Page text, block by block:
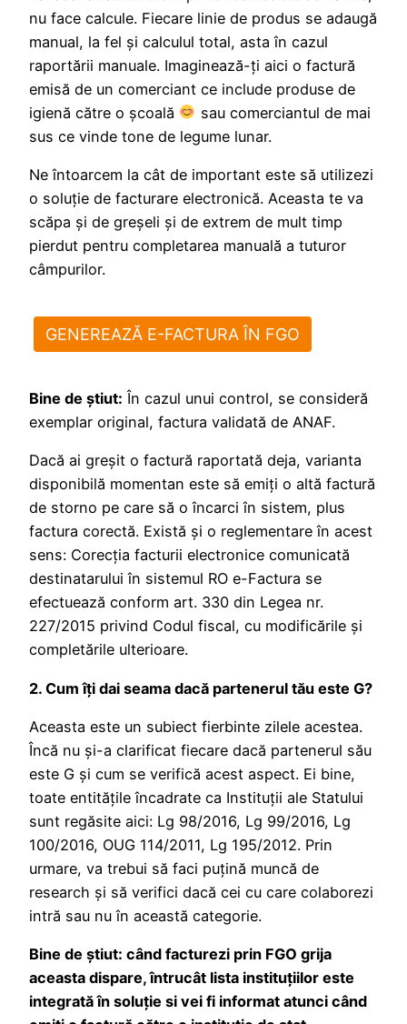
nu face calcule. Fiecare linie de produs se adaugă
manual, la fel şi calculul total, asta în cazul
raportării manuale. Imaginează-ţi aici o factură
emisă de un comerciant ce include produse de
igienă către o şcoală
sau comerciantul de mai
sus ce vinde tone de legume lunar.
Ne întoarcem la cât de important este să utilizezi
o soluţie de facturare electronică. Aceasta te va
scăpa şi de greşeli şi de extrem de mult timp
pierdut pentru completarea manuală a tuturor
câmpurilor.
GENEREAZĂ E-FACTURA ÎN FGO
Bine de ştiut: În cazul unui control, se consideră
exemplar original, factura validată de ANAF.
Dacă ai greșit o factură raportată deja, varianta
disponibilă momentan este să emiţi o altă factură
de storno pe care să o încarci în sistem, plus
factura corectă. Există și o reglementare în acest
sens: Corecția facturii electronice comunicată
destinatarului în sistemul RO e-Factura se
efectuează conform art. 330 din Legea nr.
227/2015 privind Codul fiscal, cu modificările și
completările ulterioare.
2. Cum îți dai seama dacă partenerul tău este G?
Aceasta este un subiect fierbinte zilele acestea.
Încă nu și-a clarificat fiecare dacă partenerul său
este G și cum se verifică acest aspect. Ei bine,
toate entitățile încadrate ca Instituții ale Statului
sunt regăsite aici: Lg 98/2016, Lg 99/2016, Lg
100/2016, OUG 114/2011, Lg 195/2012. Prin
urmare, va trebui să faci puțină muncă de
research și să verifici dacă cei cu care colaborezi
intră sau nu în această categorie.
Bine de știut: când facturezi prin FGO grija
aceasta dispare, întrucât lista instituțiilor este
integrată în soluție si vei fi informat atunci când